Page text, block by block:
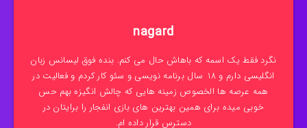
nagard
نگرد فقط یک اسمه که باهاش حال می کنم. بنده فوق لیسانس زبان
انگلیسی دارم و 18 سال برنامه نویسی و سئو کار کردم و فعالیت در
همه عرصه ها الخصوص زمینه هایی که چالش انگیزه بهم حس
خوبی میده برای همین بهترین های بازی انفجار را برایتان در
دسترس قرار داده ام.